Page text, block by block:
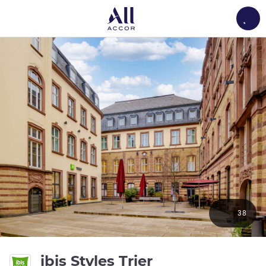
ibis Styles Trier
38